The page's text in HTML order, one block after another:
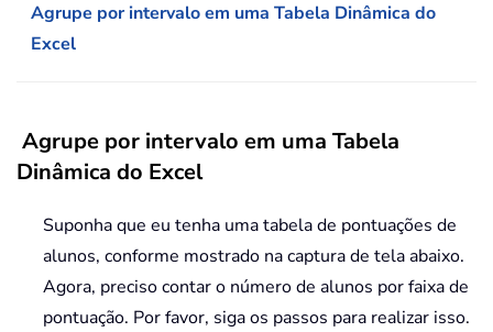
Agrupe por intervalo em uma Tabela Dinâmica do
Excel
Agrupe por intervalo em uma Tabela
Dinâmica do Excel
Suponha que eu tenha uma tabela de pontuações de
alunos, conforme mostrado na captura de tela abaixo.
Agora, preciso contar o número de alunos por faixa de
pontuação. Por favor, siga os passos para realizar isso.